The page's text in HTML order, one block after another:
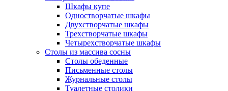
Шкафы купе
Одностворчатые шкафы
Двухстворчатые шкафы
Трехстворчатые шкафы
Четырехстворчатые шкафы
Столы из массива сосны
Столы обеденные
Письменные столы
Журнальные столы
Туалетные столики